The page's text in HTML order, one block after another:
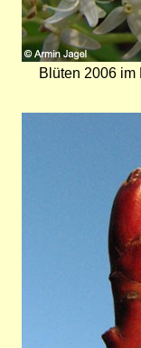
Blüten 2006 im